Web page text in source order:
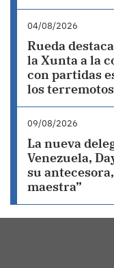
04/08/2026
Rueda
la Xunta a la
con partidas
los terremotos
09/08/2026
La nueva
Venezuela,
su
maestra”